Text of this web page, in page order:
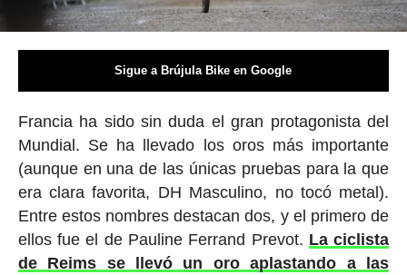
Sigue a Brújula Bike en Google
Francia ha sido sin duda el gran protagonista del
Mundial. Se ha llevado los oros más importante
(aunque en una de las únicas pruebas para la que
era clara favorita, DH Masculino, no tocó metal).
Entre estos nombres destacan dos, y el primero de
ellos fue el de Pauline Ferrand Prevot. La ciclista
de Reims se llevó un oro aplastando a las